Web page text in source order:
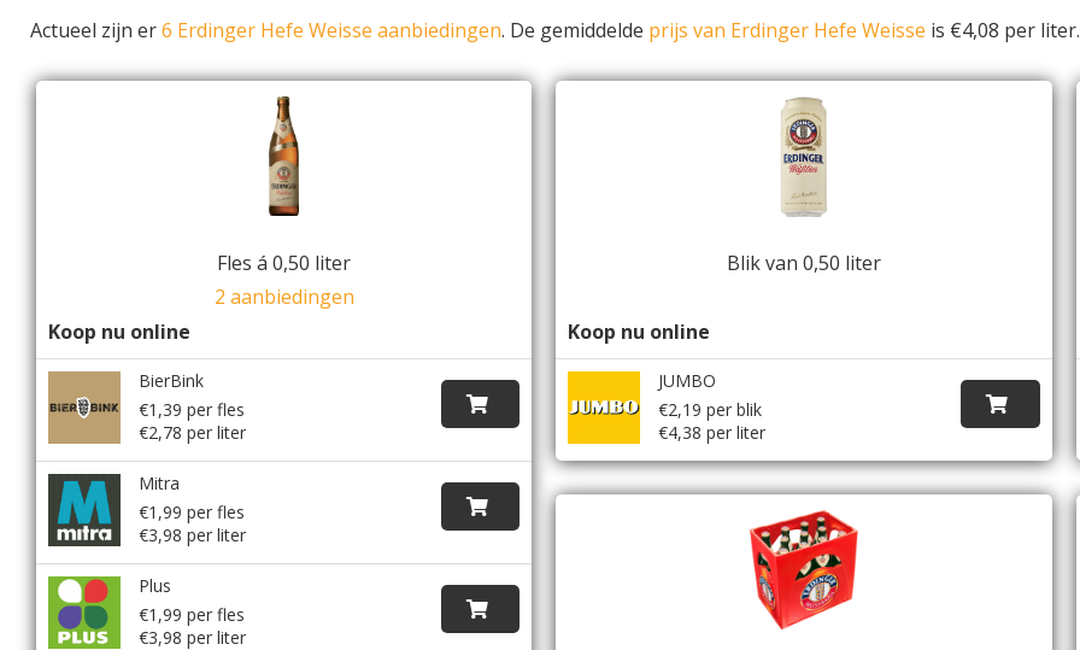
Actueel zijn er6 Erdinger Hefe Weisse aanbiedingen. De gemiddelde prijs van Erdinger Hefe Weisse is €4,08 per liter.
Fles á 0,50 liter
2 aanbiedingen
Koop nu online
BierBink
€1,39 per fles
€2,78 per liter
Mitra
€1,99 per fles
€3,98 per liter
Plus
€1,99 per fles
€3,98 per liter
Blik van 0,50 liter
Koop nu online
JUMBO
€2,19 per blik
€4,38 per liter